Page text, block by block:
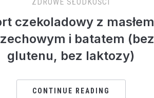
czekoladowy z masłem
i batatem (bez
glutenu, bez laktozy)
CONTINUE READING